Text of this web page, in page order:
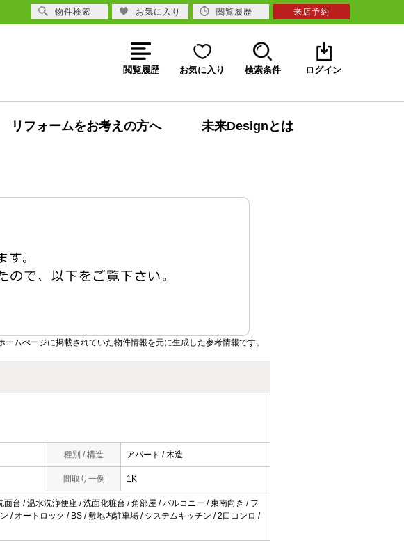
閲覧履歴 お気に入り 検索条件 ログイン
リフォームをお考えの方へ 未来Designとは
ムぺージに掲載されていた物件情報を元に生成した参考情報です。
種別 / 構造 アパート / 木造
間取り一例 1K
台 / 温水洗浄便座 / 洗面化粧台 / 角部屋 / バルコニー / 東南向き / フ
/ オートロック / BS / 敷地内駐車場 / システムキッチン / 2口コンロ /
物件検索 お気に入り 閲覧履歴 来店予約